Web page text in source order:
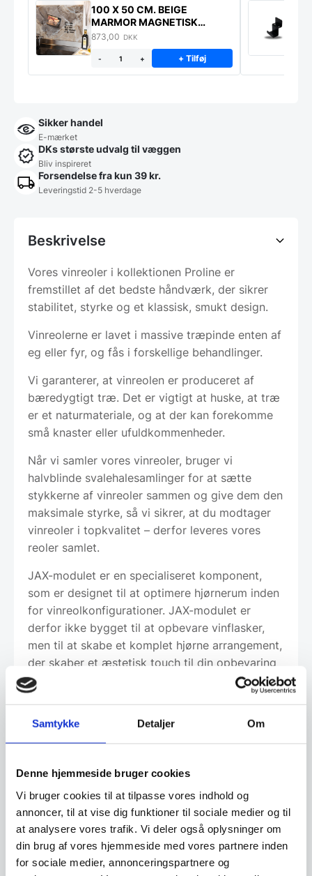
Samtykke Detaljer Om
Denne hjemmeside bruger cookies
Vi bruger cookies til at tilpasse vores indhold og
annoncer, til at vise dig funktioner til sociale medier og til
at analysere vores trafik. Vi deler også oplysninger om
din brug af vores hjemmeside med vores partnere inden
for sociale medier, annonceringspartnere og
100 X 50 CM. BEIGE
MARMOR MAGNETISK
STÆNKPLADE
873,00 DKK
- + + Tilføj
Sikker handel
E-mærket
DKs største udvalg til væggen
Bliv inspireret
Forsendelse fra kun 39 kr.
Leveringstid 2-5 hverdage
Beskrivelse
Vores vinreoler i kollektionen Proline er
fremstillet af det bedste håndværk, der sikrer
stabilitet, styrke og et klassisk, smukt design.
Vinreolerne er lavet i massive træpinde enten af
eg eller fyr, og fås i forskellige behandlinger.
Vi garanterer, at vinreolen er produceret af
bæredygtigt træ. Det er vigtigt at huske, at træ
er et naturmateriale, og at der kan forekomme
små knaster eller ufuldkommenheder.
Når vi samler vores vinreoler, bruger vi
halvblinde svalehalesamlinger for at sætte
stykkerne af vinreoler sammen og give dem den
maksimale styrke, så vi sikrer, at du modtager
vinreoler i topkvalitet – derfor leveres vores
reoler samlet.
JAX-modulet er en specialiseret komponent,
som er designet til at optimere hjørnerum inden
for vinreolkonfigurationer. JAX-modulet er
derfor ikke bygget til at opbevare vinflasker,
men til at skabe et komplet hjørne arrangement,
der skaber et æstetisk touch til din opbevaring
af vin.
Mål 300х600х215mm
Leveringsmetode
Har du spørgsmål til varen? Klik her